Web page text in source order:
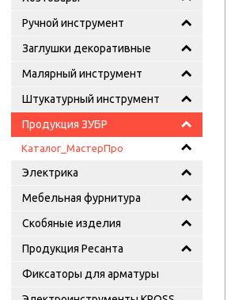
Ручной инструмент
Заглушки декоративные
Малярный инструмент
Штукатурный инструмент
Продукция ЗУБР
Каталог_МастерПро
Электрика
Мебельная фурнитура
Скобяные изделия
Продукция Ресанта
Фиксаторы для арматуры